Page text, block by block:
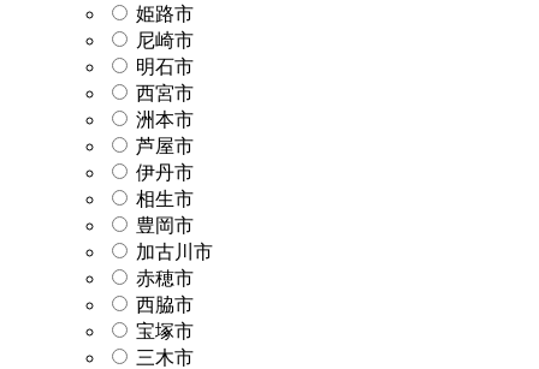
姫路市
尼崎市
明石市
西宮市
洲本市
芦屋市
伊丹市
相生市
豊岡市
加古川市
赤穂市
西脇市
宝塚市
三木市